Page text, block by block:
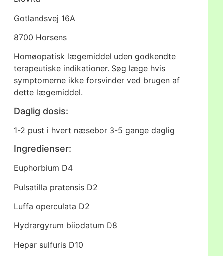
Gotlandsvej 16A
8700 Horsens
Homøopatisk lægemiddel uden godkendte
terapeutiske indikationer. Søg læge hvis
symptomerne ikke forsvinder ved brugen af
dette lægemiddel.
Daglig dosis:
1-2 pust i hvert næsebor 3-5 gange daglig
Ingredienser:
Euphorbium D4
Pulsatilla pratensis D2
Luffa operculata D2
Hydrargyrum biiodatum D8
Hepar sulfuris D10